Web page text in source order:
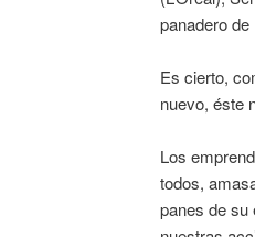
panadero
Es cierto,
nuevo, éste
Los
todos,
panes de su